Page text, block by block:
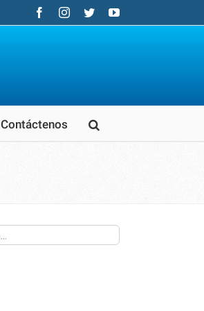
FacebookInstagram
TwitterYouTube
Contáctenos